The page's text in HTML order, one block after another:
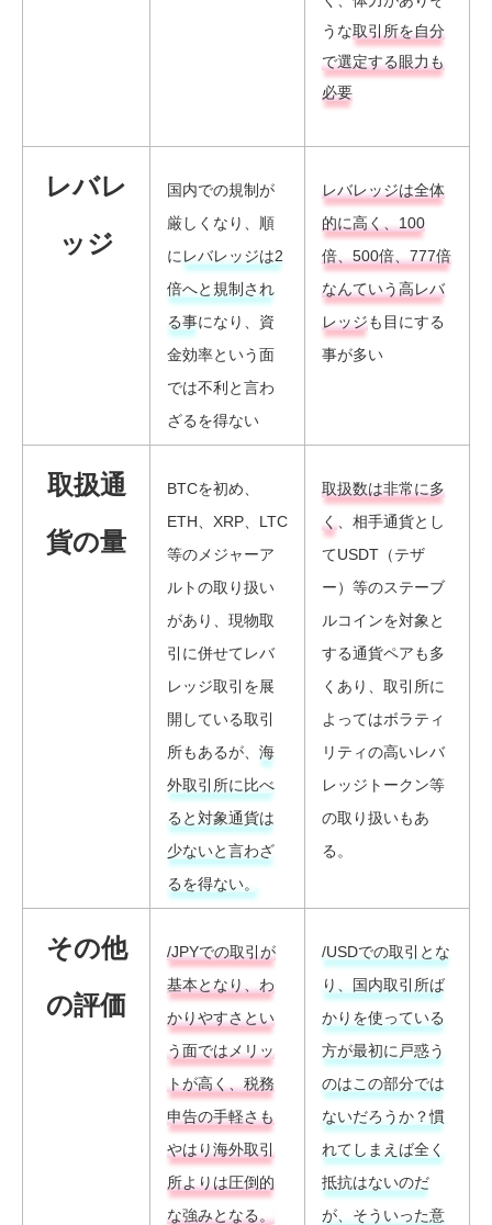
うな取引所を自分
で選定する眼力も
必要
レバレ
ッジ
国内での規制が
厳しくなり、順
に レバレッジは2
倍へと規制され
る事になり、資
金効率という面
では不利と言わ
ざるを得ない
レバレッジは全体
的に高く、100
倍、500倍、777倍
なんていう高レバ
レッジも目にする
事が多い
取扱通
貨の量
BTCを初め、
ETH、XRP、LTC
等のメジャーア
ルトの取り扱い
があり、現物取
引に併せてレバ
レッジ取引を展
開している取引
所もあるが、 海
外取引所に比べ
ると対象通貨は
少ないと言わざ
るを得ない。
取扱数は非常に多
く
、相手通貨とし
てUSDT（テザ
ー）等のステーブ
ルコインを対象と
する通貨ペアも多
くあり、取引所に
よってはボラティ
リティの高いレバ
レッジトークン等
の取り扱いもあ
る。
その他
の評価
/JPYでの取引が
基本となり、わ
かりやすさとい
う面ではメリッ
トが高く、税務
申告の手軽さも
やはり海外取引
所よりは圧倒的
な強みとなる。
/USDでの取引とな
り、国内取引所ば
かりを使っている
方が最初に戸惑う
のはこの部分では
ないだろうか？慣
れてしまえば全く
抵抗はないのだ
が、そういった意